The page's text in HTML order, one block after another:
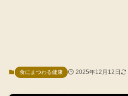
食にまつわる健康 2025年12月12日